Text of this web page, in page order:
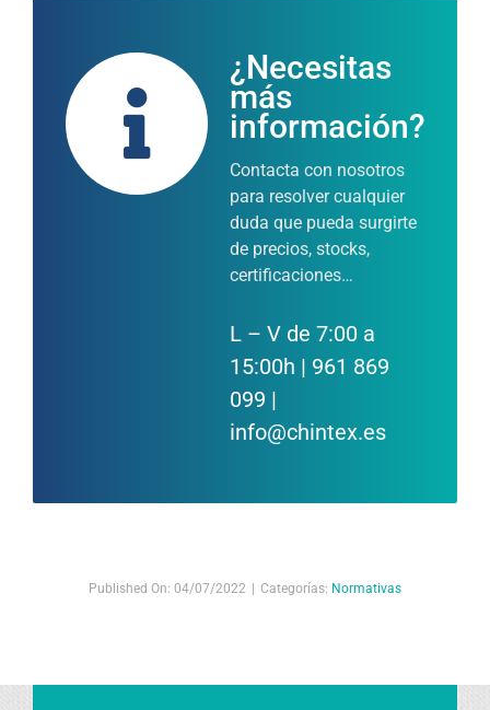
¿Necesitas
más
información?
Contacta con nosotros
para resolver cualquier
duda que pueda surgirte
de precios, stocks,
certificaciones…
L – V de 7:00 a
15:00h | 961 869
099 |
info@chintex.es
Published On: 04/07/2022 Categorías: Normativas